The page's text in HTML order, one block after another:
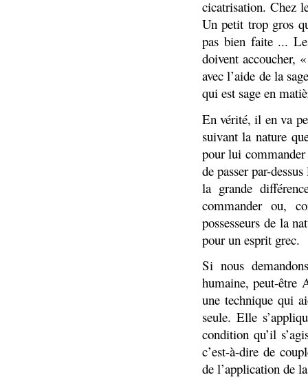
cicatrisation. Chez
Un petit trop gros
pas bien faite ...
doivent accoucher,
avec l’aide de la
qui est sage en
En vérité, il en va
suivant la nature
pour lui
de passer par-
la grande
commander ou,
possesseurs de la
pour un esprit grec.
Si nous
humaine, peut-être
une technique qui
seule. Elle
condition qu’il
c’est-à-dire de
de l’application de